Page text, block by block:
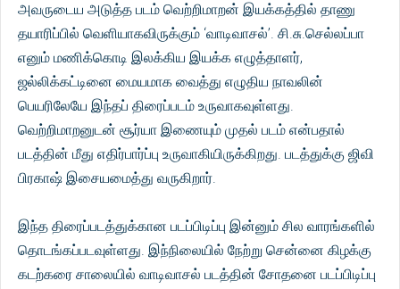
அவருடைய அடுத்த படம் வெற்றிமாறன் இயக்கத்தில் தாணு
தயாரிப்பில் வெளியாகவிருக்கும் ‘வாடிவாசல்’. சி.சு.செல்லப்பா
எனும் மணிக்கொடி இலக்கிய இயக்க எழுத்தாளர்,
ஜல்லிக்கட்டினை மையமாக வைத்து எழுதிய நாவலின்
பெயரிலேயே இந்தப் திரைப்படம் உருவாகவுள்ளது.
வெற்றிமாறனுடன் சூர்யா இணையும் முதல் படம் என்பதால்
படத்தின் மீது எதிர்பார்ப்பு உருவாகியிருக்கிறது. படத்துக்கு ஜிவி
பிரகாஷ் இசையமைத்து வருகிறார்.
இந்த திரைப்படத்துக்கான படப்பிடிப்பு இன்னும் சில வாரங்களில்
தொடங்கப்படவுள்ளது. இந்நிலையில் நேற்று சென்னை கிழக்கு
கடற்கரை சாலையில் வாடிவாசல் படத்தின் சோதனை படப்பிடிப்பு